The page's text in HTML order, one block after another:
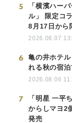
5
「横濱ハー
ル」 限定コ
8月17日から
2026.08.07
6
亀の井ホテ
れる秋の宿
2026.08.06
7
「明星 一平
からしマヨ2
発売